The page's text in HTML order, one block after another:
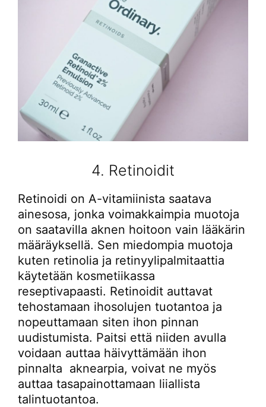
4. Retinoidit
Retinoidi on A-vitamiinista saatava
ainesosa, jonka voimakkaimpia muotoja
on saatavilla aknen hoitoon vain lääkärin
määräyksellä. Sen miedompia muotoja
kuten retinolia ja retinyylipalmitaattia
käytetään kosmetiikassa
reseptivapaasti. Retinoidit auttavat
tehostamaan ihosolujen tuotantoa ja
nopeuttamaan siten ihon pinnan
uudistumista. Paitsi että niiden avulla
voidaan auttaa häivyttämään ihon
pinnalta aknearpia, voivat ne myös
auttaa tasapainottamaan liiallista
talintuotantoa.